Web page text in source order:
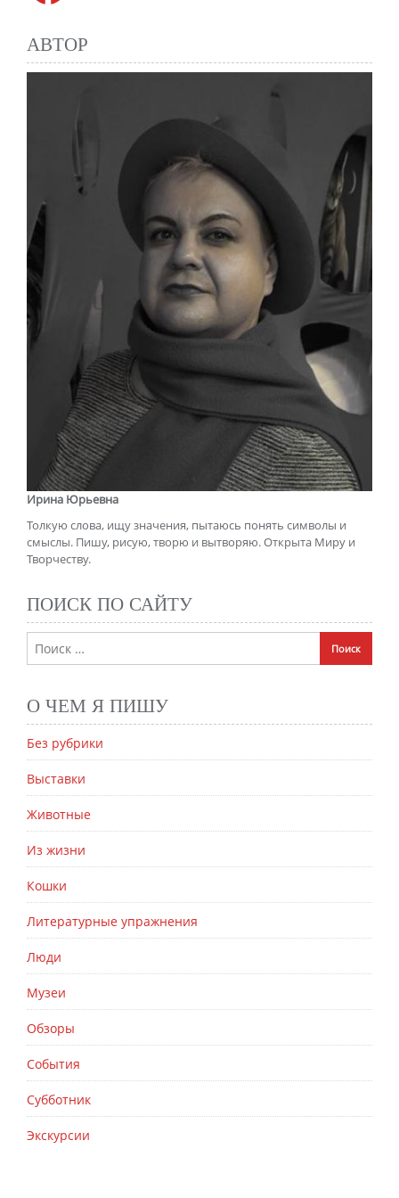
АВТОР
Ирина Юрьевна
Толкую слова, ищу значения, пытаюсь понять символы и
смыслы. Пишу, рисую, творю и вытворяю. Открыта Миру и
Творчеству.
ПОИСК ПО САЙТУ
О ЧЕМ Я ПИШУ
Без рубрики
Выставки
Животные
Из жизни
Кошки
Литературные упражнения
Люди
Музеи
Обзоры
События
Субботник
Экскурсии